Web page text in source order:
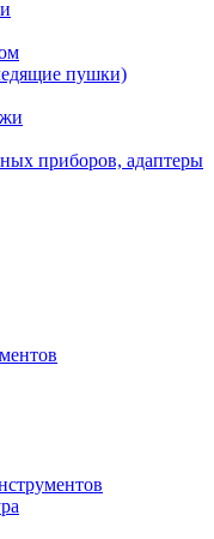
пушки)
приборов, адаптеры